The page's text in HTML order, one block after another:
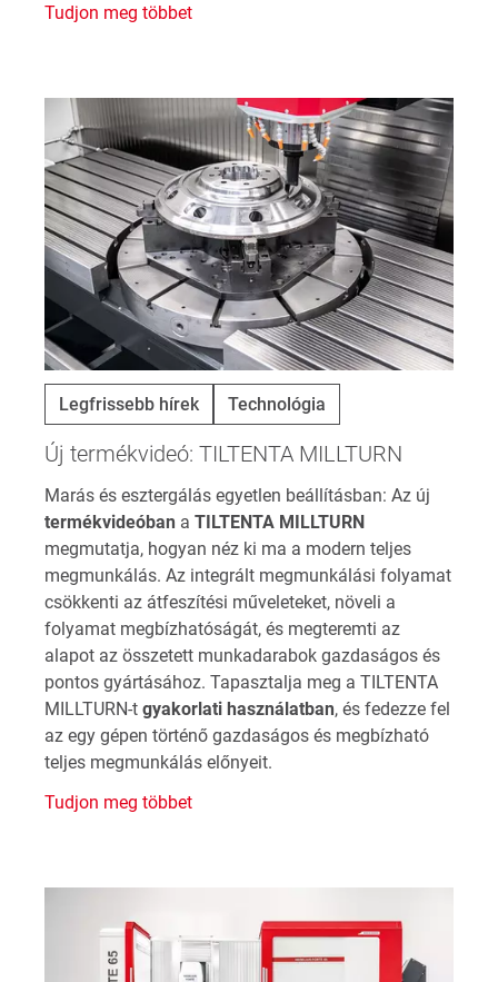
Tudjon meg többet
Legfrissebb hírek Technológia
Új termékvideó: TILTENTA MILLTURN
Marás és esztergálás egyetlen beállításban: Az új
termékvideóban a TILTENTA MILLTURN
megmutatja, hogyan néz ki ma a modern teljes
megmunkálás. Az integrált megmunkálási folyamat
csökkenti az átfeszítési műveleteket, növeli a
folyamat megbízhatóságát, és megteremti az
alapot az összetett munkadarabok gazdaságos és
pontos gyártásához. Tapasztalja meg a TILTENTA
MILLTURN-t gyakorlati használatban, és fedezze fel
az egy gépen történő gazdaságos és megbízható
teljes megmunkálás előnyeit.
Tudjon meg többet